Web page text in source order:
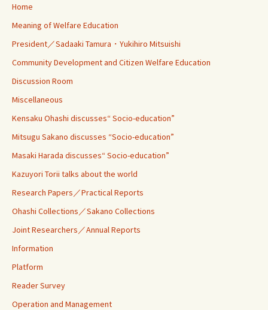
Home
Meaning of Welfare Education
President／Sadaaki Tamura・Yukihiro Mitsuishi
Community Development and Citizen Welfare Education
Discussion Room
Miscellaneous
Kensaku Ohashi discusses“ Socio-education”
Mitsugu Sakano discusses “Socio-education”
Masaki Harada discusses“ Socio-education”
Kazuyori Torii talks about the world
Research Papers／Practical Reports
Ohashi Collections／Sakano Collections
Joint Researchers／Annual Reports
Information
Platform
Reader Survey
Operation and Management